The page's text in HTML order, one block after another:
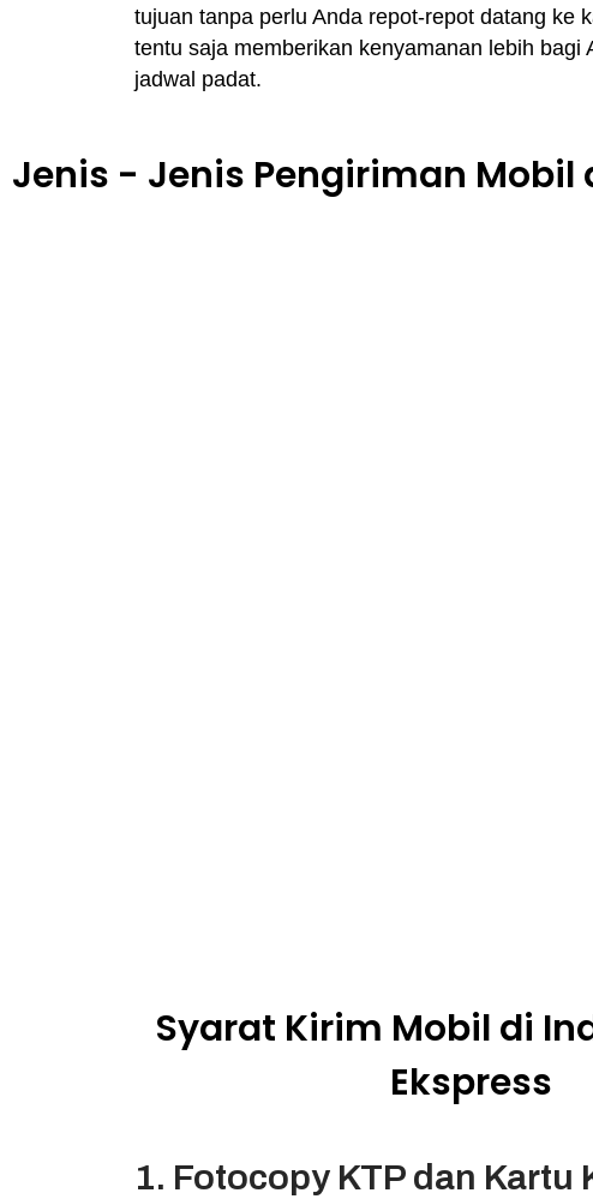
tujuan tanpa perlu Anda repot-repot datang ke
tentu saja memberikan kenyamanan lebih bagi
jadwal padat.
Jenis - Jenis Pengiriman Mobil
Syarat Kirim Mobil di
Ekspress
1. Fotocopy KTP dan Kartu